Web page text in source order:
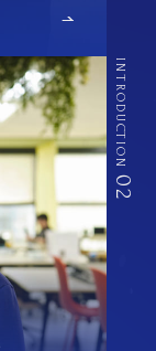
INTRODUCTION
02